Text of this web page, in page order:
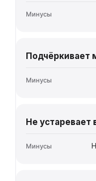
Подчёркивает
Не устаревает